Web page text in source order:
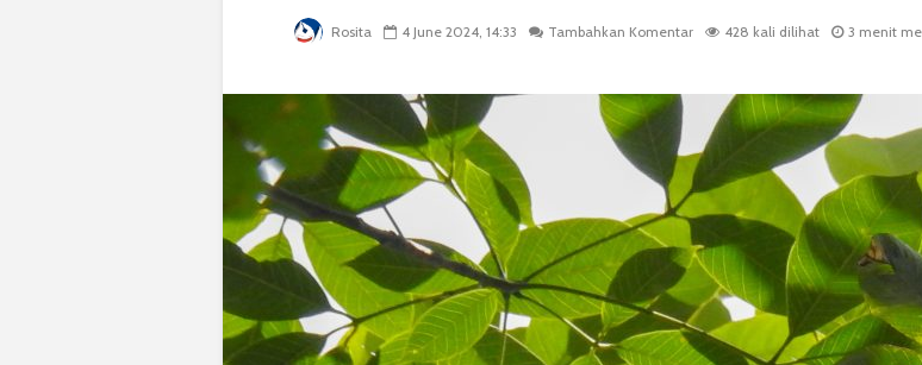
Rosita 4 June 2024, 14:33 Tambahkan Komentar 428 kali dilihat 3 menit